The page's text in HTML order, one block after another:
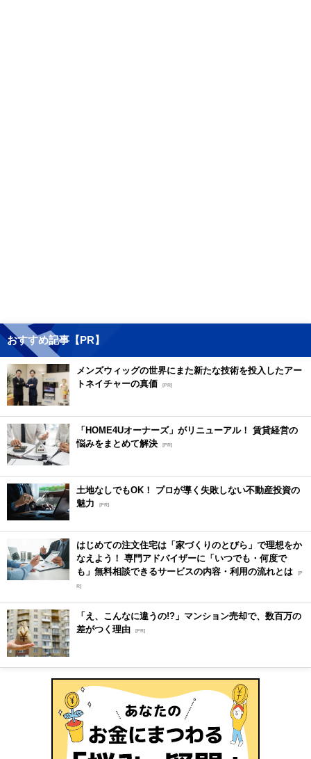
おすすめ記事【PR】
メンズウィッグの世界にまた新たな技術を投入したアー
トネイチャーの真価
[PR]
「HOME4Uオーナーズ」がリニューアル！ 賃貸経営の
悩みをまとめて解決 [PR]
土地なしでもOK！ プロが導く失敗しない不動産投資の
魅力
[PR]
はじめての注文住宅は「家づくりのとびら」で理想をか
なえよう！ 専門アドバイザーに「いつでも・何度で
も」無料相談できるサービスの内容・利用の流れとは [P
R]
「え、こんなに違うの!?」マンション売却で、数百万の
差がつく理由 [PR]